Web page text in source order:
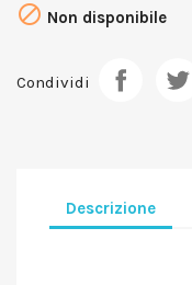
 Non disponibile
Condividi
Descrizione